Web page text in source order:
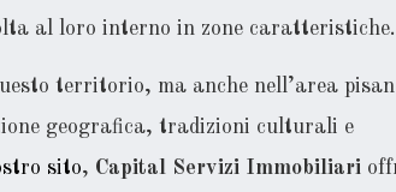
al loro interno in zone caratteristiche.
territorio, ma anche nell’area
geografica, tradizioni culturali e
sito, Capital Servizi Immobiliari